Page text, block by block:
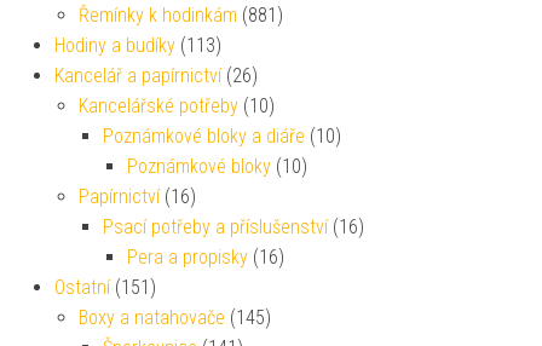
Řemínky k hodinkám (881)
Hodiny a budíky (113)
Kancelář a papírnictví (26)
Kancelářské potřeby (10)
Poznámkové bloky a diáře (10)
Poznámkové bloky (10)
Papírnictví (16)
Psací potřeby a příslušenství (16)
Pera a propisky (16)
Ostatní (151)
Boxy a natahovače (145)